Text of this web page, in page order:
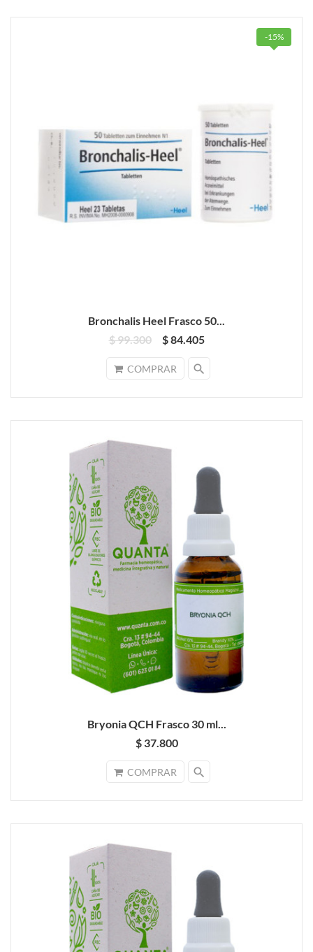
Bronchalis Heel Frasco 50...
$ 99.300
$ 84.405
COMPRAR search
-15%
Bryonia QCH Frasco 30 ml...
$ 37.800
COMPRAR search